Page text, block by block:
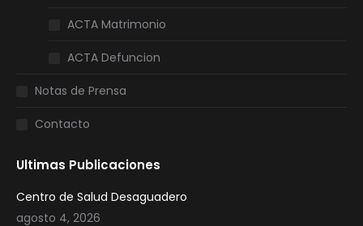
ACTA Matrimonio
ACTA Defuncion
Notas de Prensa
Contacto
Ultimas Publicaciones
Centro de Salud Desaguadero
agosto 4, 2026